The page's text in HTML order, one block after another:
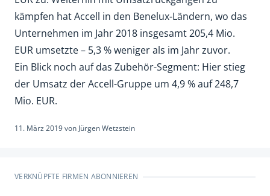
kämpfen hat Accell in den Benelux-Ländern, wo das
Unternehmen im Jahr 2018 insgesamt 205,4 Mio.
EUR umsetzte – 5,3 % weniger als im Jahr zuvor.
Ein Blick noch auf das Zubehör-Segment: Hier stieg
der Umsatz der Accell-Gruppe um 4,9 % auf 248,7
Mio. EUR.
11. März 2019von Jürgen Wetzstein
VERKNÜPFTE FIRMEN ABONNIEREN